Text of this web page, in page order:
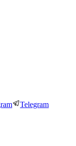
Telegram